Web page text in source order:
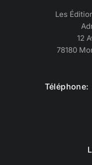
Les
12
78180